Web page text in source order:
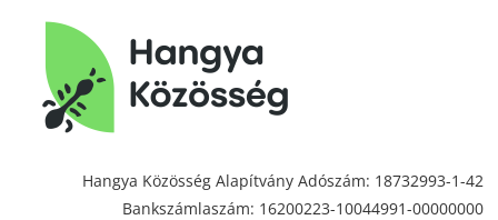
Hangya
Közösség
Hangya Közösség Alapítvány Adószám: 18732993-1-42
Bankszámlaszám: 16200223-10044991-00000000